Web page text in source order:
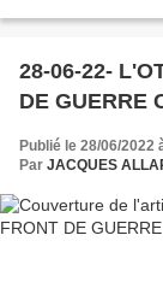
28-06-22-
DE GUERRE
Publié le 28/06/2022
Par JACQUES